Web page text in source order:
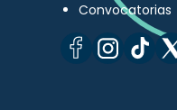
Convocatorias